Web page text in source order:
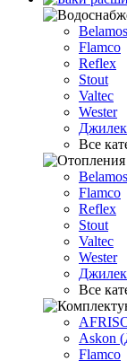
Belamos
Flamco
Reflex
Stout
Valtec
Wester
Все
Belamos
Flamco
Reflex
Stout
Valtec
Wester
Все
Askon
Flamco